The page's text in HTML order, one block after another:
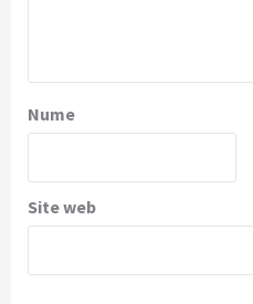
Nume
Site web